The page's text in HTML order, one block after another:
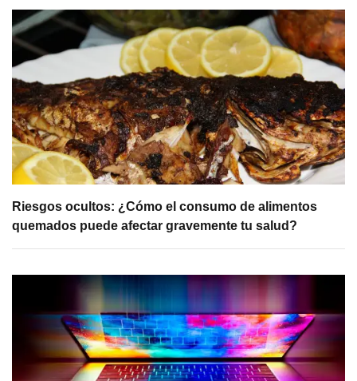
Riesgos ocultos: ¿Cómo el consumo de alimentos
quemados puede afectar gravemente tu salud?